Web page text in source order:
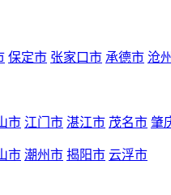
保定市 张家口市 承德市 沧
市 江门市 湛江市 茂名市 肇
市 潮州市 揭阳市 云浮市